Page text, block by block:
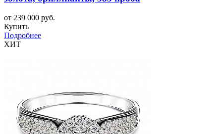
от 239 000 руб.
Купить
Подробнее
ХИТ